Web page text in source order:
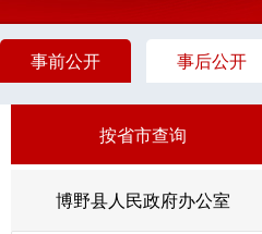
事前公开 事后公开
按省市查询
博野县人民政府办公室